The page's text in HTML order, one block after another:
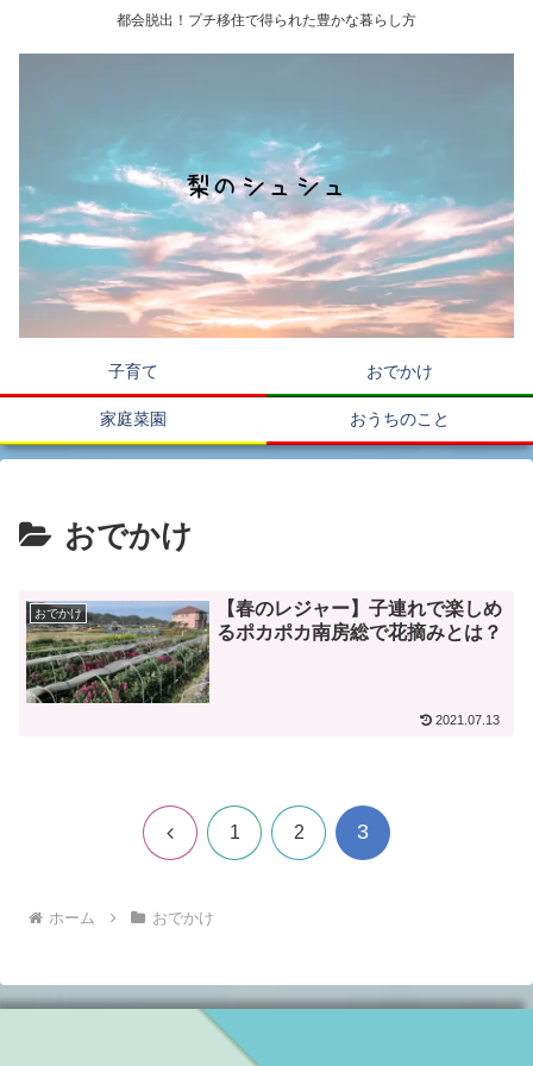
都会脱出！プチ移住で得られた豊かな暮らし方
子育て おでかけ
家庭菜園 おうちのこと
おでかけ
おでかけ
【春のレジャー】子連れで楽しめ
るポカポカ南房総で花摘みとは？
2021.07.13
前 1 2 3
ホーム おでかけ